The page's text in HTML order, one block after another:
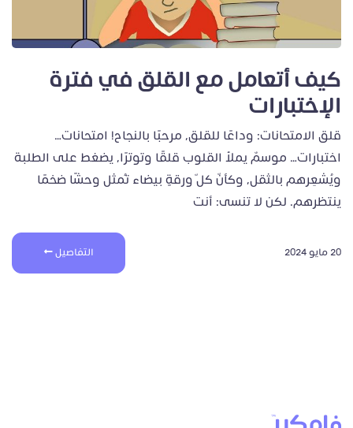
كيف أتعامل مع القلق في فترة
الإختبارات
قلق الامتحانات: وداعًا للقلق، مرحبًا بالنجاح! امتحانات…
اختبارات… موسمٌ يملأ القلوب قلقًا وتوترًا، يضغط على الطلبة
ويُشعِرهم بالثقل، وكأنّ كلّ ورقةٍ بيضاء تُمثل وحشًا ضخمًا
ينتظرهم. لكن لا تنسى: أنت
20 مايو 2024 التفاصيل